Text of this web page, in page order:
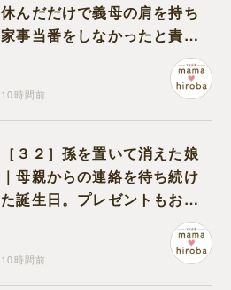
休んだだけで義母の肩を持ち
家事当番をしなかったと責め
10時間前
［３２］孫を置いて消えた娘
｜母親からの連絡を待ち続け
た誕生日。プレゼントもお祝
10時間前